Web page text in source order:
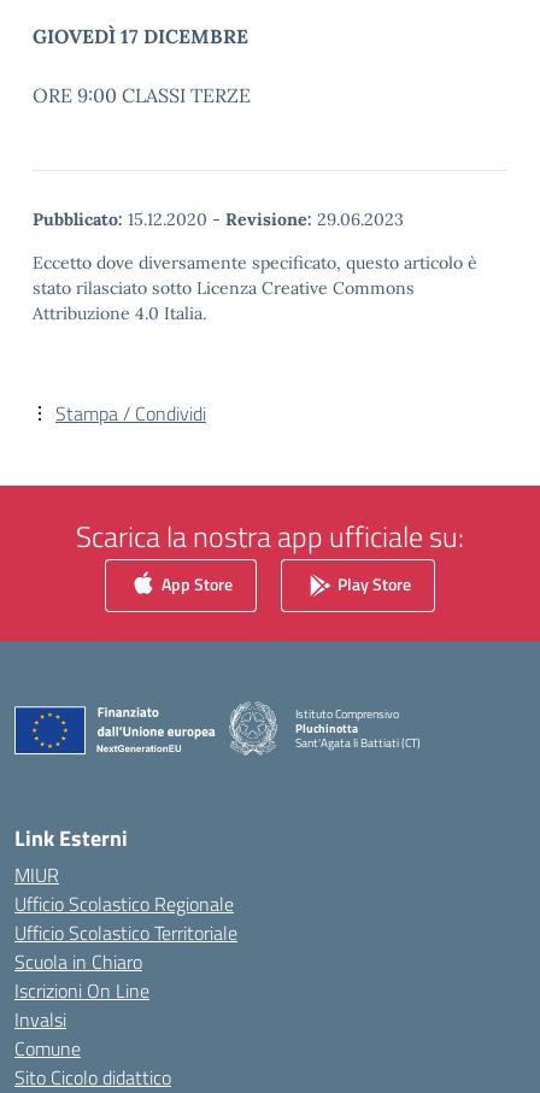
GIOVEDÌ 17 DICEMBRE
ORE 9:00 CLASSI TERZE
Pubblicato: 15.12.2020 - Revisione: 29.06.2023
Eccetto dove diversamente specificato, questo articolo è
stato rilasciato sotto Licenza Creative Commons
Attribuzione 4.0 Italia.
Stampa / Condividi
Scarica la nostra app ufficiale su:
App Store Play Store
Istituto Comprensivo
Pluchinotta
Sant'Agata li Battiati (CT)
— Visita la pagina iniziale della scuola
Link Esterni
MIUR
Ufficio Scolastico Regionale
Ufficio Scolastico Territoriale
Scuola in Chiaro
Iscrizioni On Line
Invalsi
Comune
Sito Cicolo didattico